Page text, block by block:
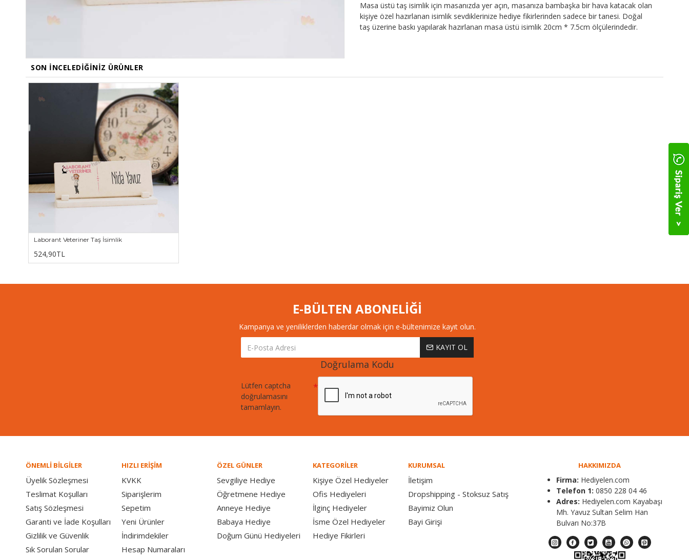
Masa üstü taş isimlik için masanızda yer açın, masanıza bambaşka bir hava katacak olan
kişiye özel hazırlanan isimlik sevdiklerinize hediye fikirlerinden sadece bir tanesi. Doğal
taş üzerine baskı yapılarak hazırlanan masa üstü isimlik 20cm * 7.5cm ölçülerindedir.
SON İNCELEDIĞINIZ ÜRÜNLER
Laborant Veteriner Taş İsimlik
524,90TL
E-BÜLTEN ABONELİĞİ
Kampanya ve yeniliklerden haberdar olmak için e-bültenimize kayıt olun.
KAYIT OL
Doğrulama Kodu
Lütfen captcha
doğrulamasını
tamamlayın.
ÖNEMLİ BİLGİLER
Üyelik Sözleşmesi
Teslimat Koşulları
Satış Sözleşmesi
Garanti ve İade Koşulları
Gizlilik ve Güvenlik
Sık Sorulan Sorular
HIZLI ERİŞİM
KVKK
Siparişlerim
Sepetim
Yeni Ürünler
İndirimdekiler
Hesap Numaraları
ÖZEL GÜNLER
Sevgiliye Hediye
Öğretmene Hediye
Anneye Hediye
Babaya Hediye
Doğum Günü Hediyeleri
KATEGORİLER
Kişiye Özel Hediyeler
Ofis Hediyeleri
İlginç Hediyeler
İsme Özel Hediyeler
Hediye Fikirleri
KURUMSAL
İletişim
Dropshipping - Stoksuz Satış
Bayimiz Olun
Bayi Girişi
HAKKIMIZDA
Firma: Hediyelen.com
Telefon 1: 0850 228 04 46
Adres: Hediyelen.com Kayabaşı
Mh. Yavuz Sultan Selim Han
Bulvarı No:37B